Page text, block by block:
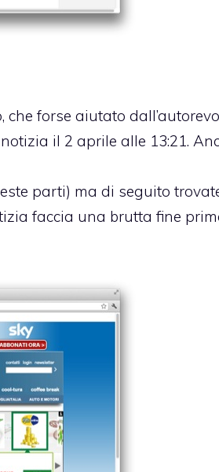
forse aiutato
il 2 aprile alle 13:21.
parti) ma di seguito
faccia una brutta fine